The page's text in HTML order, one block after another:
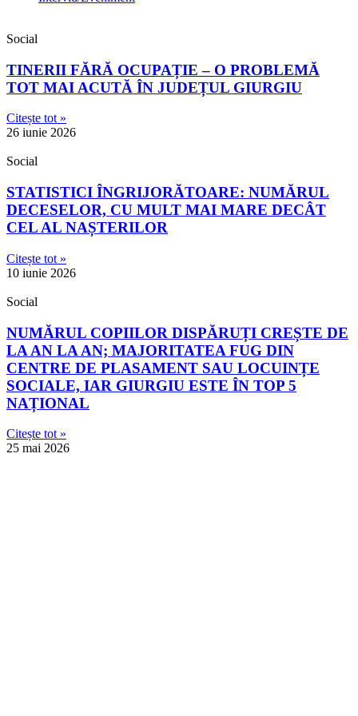
Social
TINERII FĂRĂ OCUPAȚIE – O PROBLEMĂ
TOT MAI ACUTĂ ÎN JUDEȚUL GIURGIU
Citește tot »
26 iunie 2026
Social
STATISTICI ÎNGRIJORĂTOARE: NUMĂRUL
DECESELOR, CU MULT MAI MARE DECÂT
CEL AL NAȘTERILOR
Citește tot »
10 iunie 2026
Social
NUMĂRUL COPIILOR DISPĂRUȚI CREȘTE DE
LA AN LA AN; MAJORITATEA FUG DIN
CENTRE DE PLASAMENT SAU LOCUINȚE
SOCIALE, IAR GIURGIU ESTE ÎN TOP 5
NAȚIONAL
Citește tot »
25 mai 2026